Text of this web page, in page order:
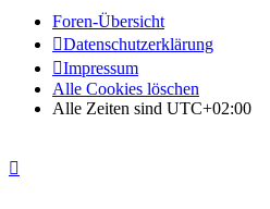
Foren-Übersicht
Datenschutzerklärung
Impressum
Alle Cookies löschen
Alle Zeiten sind UTC+02:00